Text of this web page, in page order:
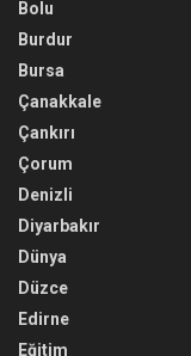
Bolu
Burdur
Bursa
Çanakkale
Çankırı
Çorum
Denizli
Diyarbakır
Dünya
Düzce
Edirne
Eğitim